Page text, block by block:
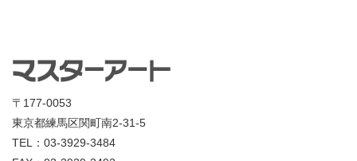
〒177-0053
東京都練馬区関町南2-31-5
TEL：03-3929-3484